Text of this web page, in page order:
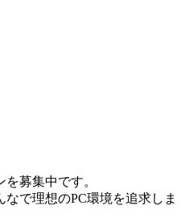
を募集中です。
で理想のPC環境を追求しま